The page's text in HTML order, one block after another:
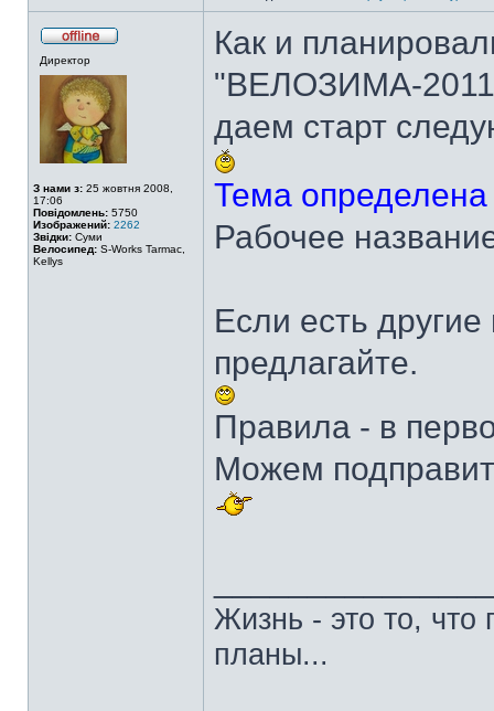
Директор
З нами з: 25 жовтня 2008,
17:06
Повідомлень: 5750
Изображений: 2262
Звідки: Суми
Велосипед: S-Works Tarmac,
Kellys
Как и
"ВЕЛОЗИМА-
даем старт
Тема
Рабочее
Если есть
предлагайте.
Правила - в
Можем
Жизнь - это то,
планы...